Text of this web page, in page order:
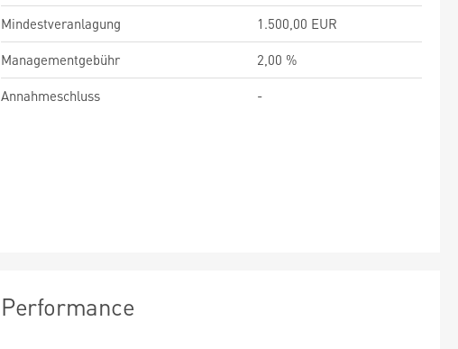
Mindestveranlagung
1.500,00 EUR
Managementgebühr
2,00 %
Annahmeschluss
-
Performance